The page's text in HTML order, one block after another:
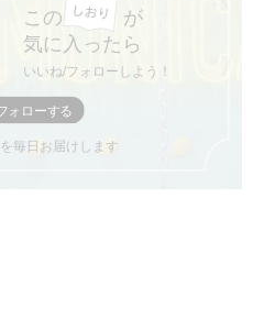
この
が
気に入ったら
いいね/フォローしよう！
毎日お届けします